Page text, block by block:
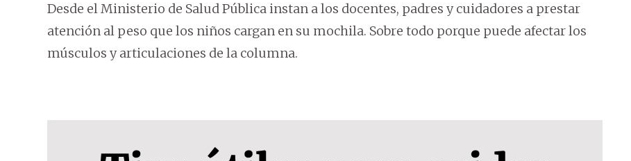
Desde el Ministerio de Salud Pública instan a los docentes, padres y cuidadores a prestar
atención al peso que los niños cargan en su mochila. Sobre todo porque puede afectar los
músculos y articulaciones de la columna.